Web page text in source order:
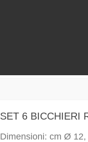
SET 6 BICCHIERI
Dimensioni: cm Ø 12,